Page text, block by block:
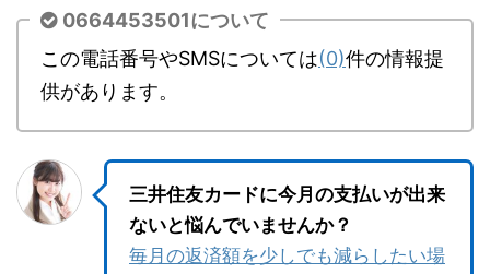
0664453501について
この電話番号やSMSについては(0)件の情報提
供があります。
三井住友カードに今月の支払いが出来
ないと悩んでいませんか？
毎月の返済額を少しでも減らしたい場